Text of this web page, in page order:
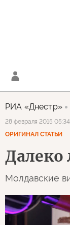
РИА «Днестр»
28 февраля 2015 05:34
ОРИГИНАЛ СТАТЬИ
Далеко
Молдавские